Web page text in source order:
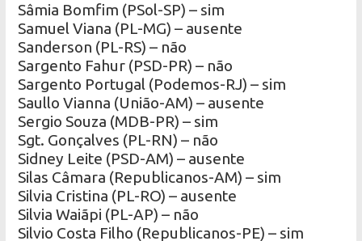
Sâmia Bomfim (PSol-SP) – sim
Samuel Viana (PL-MG) – ausente
Sanderson (PL-RS) – não
Sargento Fahur (PSD-PR) – não
Sargento Portugal (Podemos-RJ) – sim
Saullo Vianna (União-AM) – ausente
Sergio Souza (MDB-PR) – sim
Sgt. Gonçalves (PL-RN) – não
Sidney Leite (PSD-AM) – ausente
Silas Câmara (Republicanos-AM) – sim
Silvia Cristina (PL-RO) – ausente
Silvia Waiãpi (PL-AP) – não
Silvio Costa Filho (Republicanos-PE) – sim